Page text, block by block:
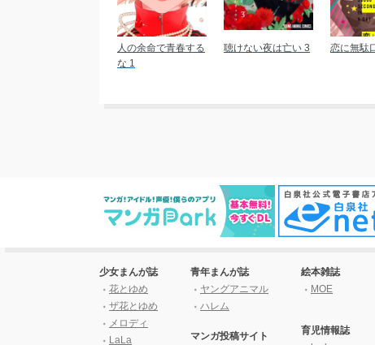
人の余命で青春する
な 1
聴けない夜は亡い 3 恋に無駄
少女まんが誌
花とゆめ
ザ花とゆめ
メロディ
LaLa
青年まんが誌
ヤングアニマル
ハレム
マンガ投稿サイト
絵本雑誌
MOE
育児情報誌